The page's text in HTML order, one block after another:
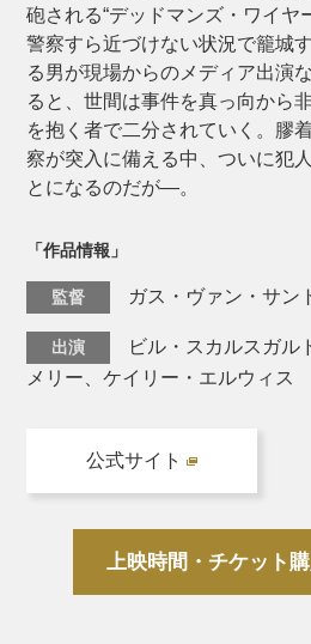
砲される“デッドマンズ・ワイヤ
警察すら近づけない状況で籠城
る男が現場からのメディア出演
ると、世間は事件を真っ向から
を抱く者で二分されていく。膠
察が突入に備える中、ついに犯
とになるのだが―。
「作品情報」
監督 ガス・ヴァン・サン
出演
ビル・スカルスガル
メリー、ケイリー・エルウィス
公式サイト
上映時間・チケット